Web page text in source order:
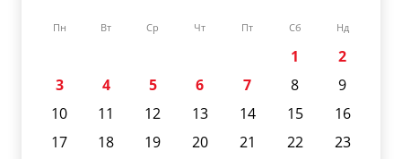
Пн Вт Ср Чт Пт Сб Нд
1
2
3
4 5 6 7 8
9
10
11 12 13 14 15
16
17
18 19 20 21 22
23